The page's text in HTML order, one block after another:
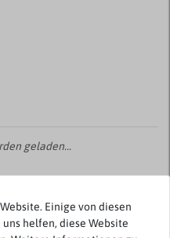
geladen...
Einige von diesen
helfen, diese Website